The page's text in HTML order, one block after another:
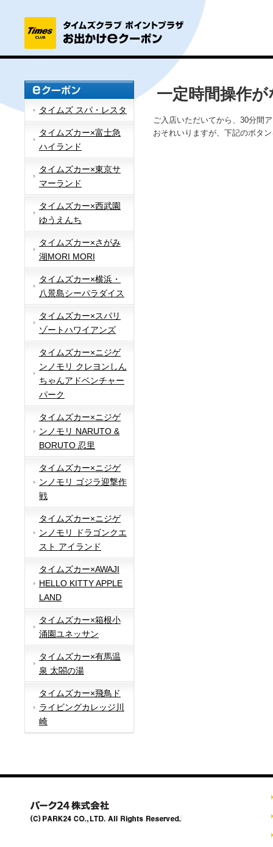
タイムズ スパ・レスタ
タイムズカー×富士急
ハイランド
タイムズカー×東京サ
マーランド
タイムズカー×西武園
ゆうえんち
タイムズカー×さがみ
湖MORI MORI
タイムズカー×横浜・
八景島シーパラダイス
タイムズカー×スパリ
ゾートハワイアンズ
タイムズカー×ニジゲ
ンノモリ クレヨンしん
ちゃんアドベンチャー
パーク
タイムズカー×ニジゲ
ンノモリ NARUTO &
BORUTO 忍里
タイムズカー×ニジゲ
ンノモリ ゴジラ迎撃作
戦
タイムズカー×ニジゲ
ンノモリ ドラゴンクエ
スト アイランド
タイムズカー×AWAJI
HELLO KITTY APPLE
LAND
タイムズカー×箱根小
涌園ユネッサン
タイムズカー×有馬温
泉 太閤の湯
タイムズカー×飛鳥ド
ライビングカレッジ川
崎
一定時間操作
ご入店いただいてから、30分間
おそれいりますが、下記のボタ